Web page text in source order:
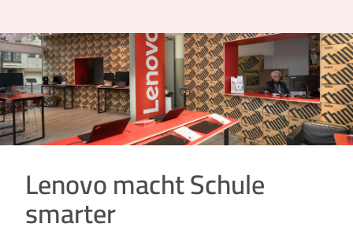
Lenovo macht Schule
smarter